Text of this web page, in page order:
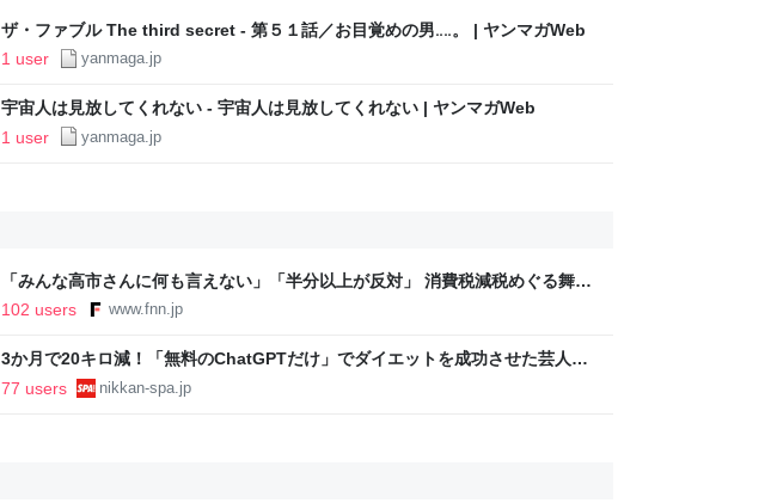
ザ・ファブル The third secret - 第５１話／お目覚めの男‥‥。 | ヤンマガWeb
1 user
yanmaga.jp
宇宙人は見放してくれない - 宇宙人は見放してくれない | ヤンマガWeb
1 user
yanmaga.jp
「みんな高市さんに何も言えない」「半分以上が反対」 消費税減税めぐる舞台
裏 自民党内でくすぶる慎重論と本音【スポットライト】｜FNNプライムオン
102 users www.fnn.jp
3か月で20キロ減！「無料のChatGPTだけ」でダイエットを成功させた芸人を
直撃。「相手が人間だったらムリ」な減量メソッドに驚き | 日刊SPA!
77 users nikkan-spa.jp